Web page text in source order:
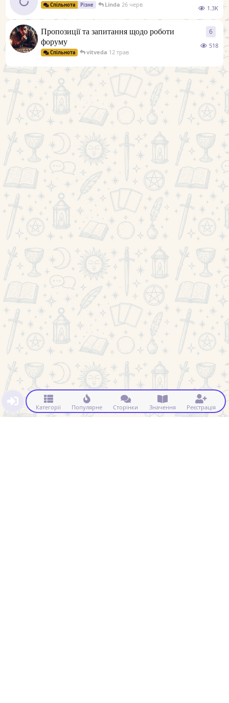
Спільнота Різне Linda 26 черв 1.3K
Пропозиції та запитання щодо роботи
форуму
Спільнота vitveda 12 трав
518
6
Категорії Популярне Сторінки Значення Реєстрація